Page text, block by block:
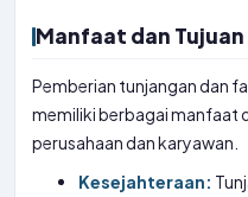
Manfaat dan
Pemberian tunjangan dan
memiliki berbagai manfaat
perusahaan dan karyawan.
Kesejahteraan: